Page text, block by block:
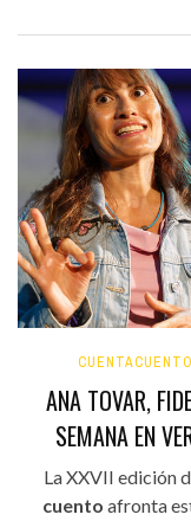
ANA TOVAR,
SEMANA EN
La XXVII edición
cuento afronta